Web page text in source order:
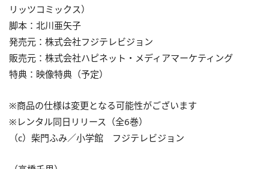
リッツコミックス）
脚本：北川亜矢子
発売元：株式会社フジテレビジョン
販売元：株式会社ハピネット・メディアマーケティング
特典：映像特典（予定）
※商品の仕様は変更となる可能性がございます
※レンタル同日リリース（全6巻）
（c）柴門ふみ／小学館 フジテレビジョン